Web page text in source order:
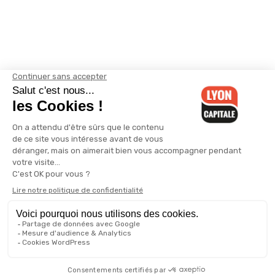
Contactez-nous-Mentions légales-CGV-Politique de
confidentialité-Gestion des cookies